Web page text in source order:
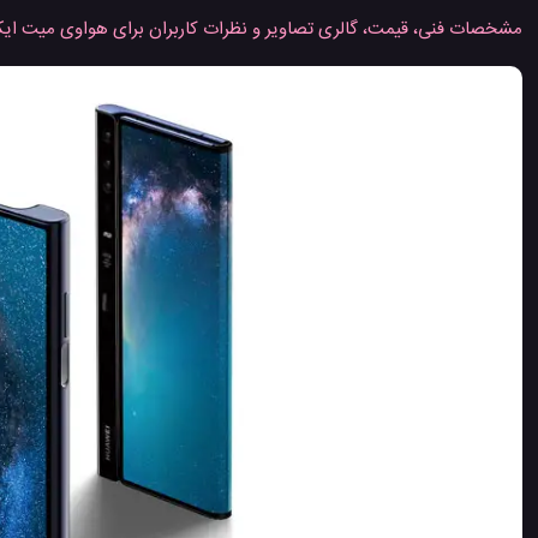
مشخصات فنی، قیمت، گالری تصاویر و نظرات کاربران برای هواوی میت